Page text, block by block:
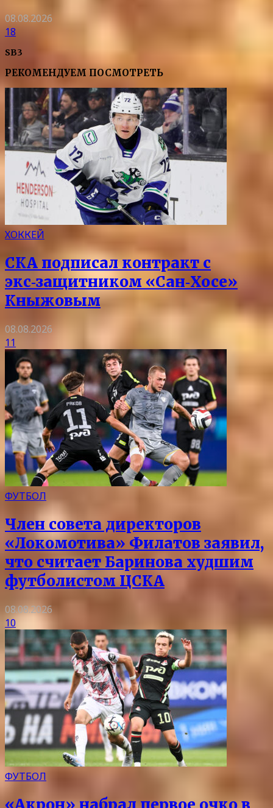
08.08.2026
18
SB3
РЕКОМЕНДУЕМ ПОСМОТРЕТЬ
ХОККЕЙ
СКА подписал контракт с
экс‑защитником «Сан‑Хосе»
Кныжовым
08.08.2026
11
ФУТБОЛ
Член совета директоров
«Локомотива» Филатов заявил,
что считает Баринова худшим
футболистом ЦСКА
08.08.2026
10
ФУТБОЛ